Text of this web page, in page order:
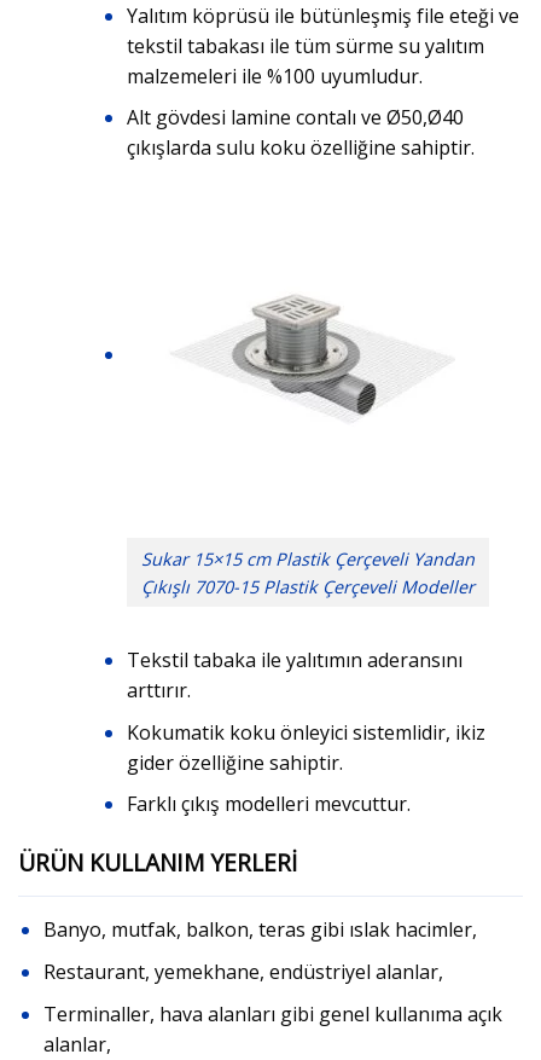
Yalıtım köprüsü ile bütünleşmiş file eteği ve
tekstil tabakası ile tüm sürme su yalıtım
malzemeleri ile %100 uyumludur.
Alt gövdesi lamine contalı ve Ø50,Ø40
çıkışlarda sulu koku özelliğine sahiptir.
Sukar 15×15 cm Plastik Çerçeveli Yandan
Çıkışlı 7070-15 Plastik Çerçeveli Modeller
Tekstil tabaka ile yalıtımın aderansını
arttırır.
Kokumatik koku önleyici sistemlidir, ikiz
gider özelliğine sahiptir.
Farklı çıkış modelleri mevcuttur.
ÜRÜN KULLANIM YERLERİ
Banyo, mutfak, balkon, teras gibi ıslak hacimler,
Restaurant, yemekhane, endüstriyel alanlar,
Terminaller, hava alanları gibi genel kullanıma açık
alanlar,